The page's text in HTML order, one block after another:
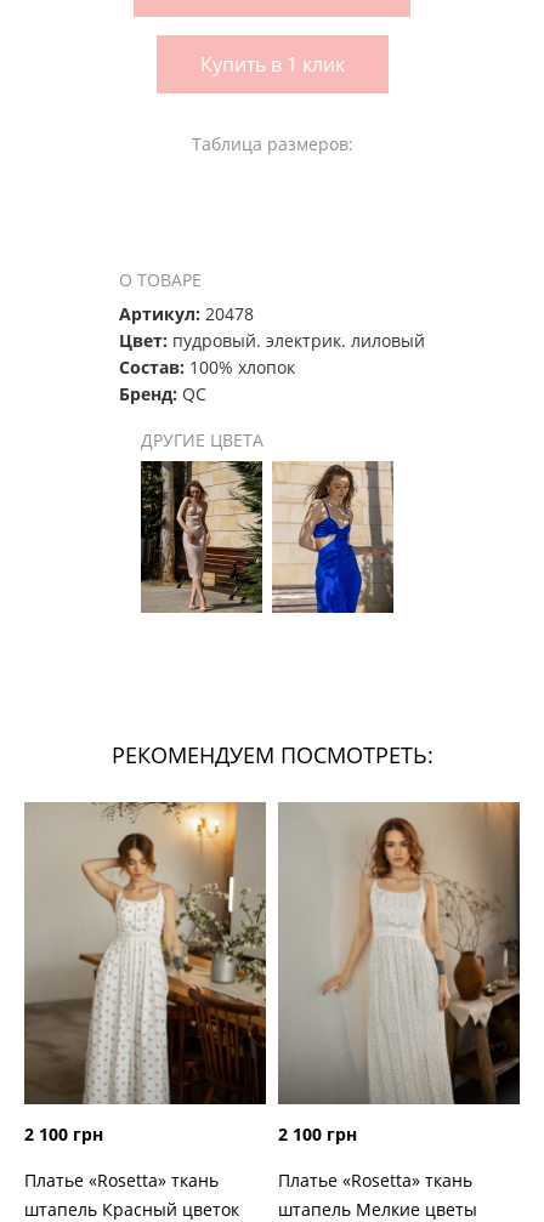
Купить в 1 клик
Таблица размеров:
О ТОВАРЕ
Артикул: 20478
Цвет: пудровый. электрик. лиловый
Состав: 100% хлопок
Бренд: QC
ДРУГИЕ ЦВЕТА
РЕКОМЕНДУЕМ ПОСМОТРЕТЬ:
2 100 грн
Платье «Rosetta» ткань
штапель Красный цветок
2 100 грн
Платье «Rosetta» ткань
штапель Мелкие цветы